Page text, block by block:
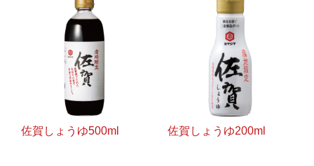
佐賀しょうゆ500ml 佐賀しょうゆ200ml